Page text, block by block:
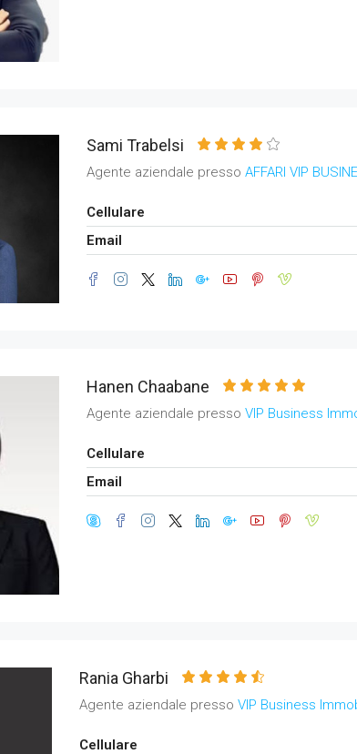
Sami Trabelsi
Agente aziendale presso AFFARI VIP
Cellulare
Email
Hanen Chaabane
Agente aziendale presso VIP Business
Cellulare
Email
Rania Gharbi
Agente aziendale presso VIP Business
Cellulare